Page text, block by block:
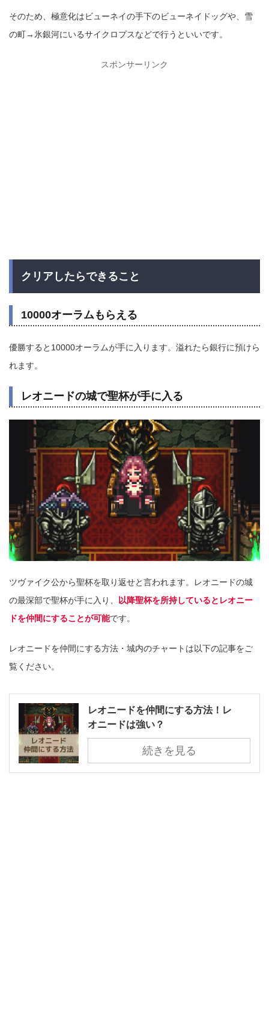
そのため、極意化はビューネイの手下のビューネイドッグや、雪
の町→氷銀河にいるサイクロプスなどで行うといいです。
スポンサーリンク
クリアしたらできること
10000オーラムもらえる
優勝すると10000オーラムが手に入ります。溢れたら銀行に預けら
れます。
レオニードの城で聖杯が手に入る
ツヴァイク公から聖杯を取り返せと言われます。レオニードの城
の最深部で聖杯が手に入り、
以降聖杯を所持しているとレオニー
ドを仲間にすることが可能です。
レオニードを仲間にする方法・城内のチャートは以下の記事をご
覧ください。
レオニードを仲間にする方法！レ
オニードは強い？
続きを見る